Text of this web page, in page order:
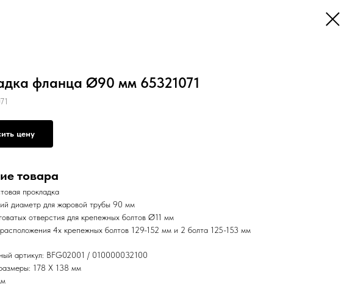
фланца Ø90 мм 65321071
цену
товара
прокладка
диаметр для жаровой трубы 90 мм
отверстия для крепежных болтов Ø11 мм
4х крепежных болтов 129-152 мм и 2 болта 125-153 мм
артикул: BFG02001 / 010000032100
178 X 138 мм